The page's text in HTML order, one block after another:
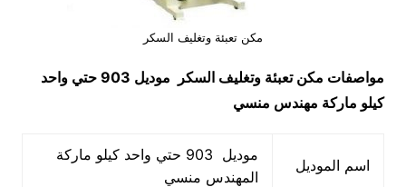
مكن تعبئة وتغليف السكر
مواصفات مكن تعبئة وتغليف السكر
موديل 903 حتي واحد
كيلو ماركة مهندس منسي
اسم الموديل
موديل 903 حتي واحد كيلو ماركة
المهندس منسي